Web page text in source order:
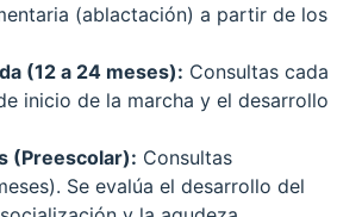
(ablactación) a partir de los
(12 a 24 meses): Consultas cada
inicio de la marcha y el desarrollo
(Preescolar): Consultas
Se evalúa el desarrollo del